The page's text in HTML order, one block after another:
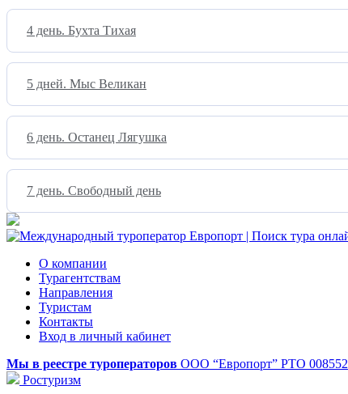
4 день. Бухта Тихая
5 дней. Мыс Великан
6 день. Останец Лягушка
7 день. Свободный день
О компании
Турагентствам
Направления
Туристам
Контакты
Вход в личный кабинет
Мы в реестре туроператоров ООО “Европорт” РТО 008552
Ростуризм